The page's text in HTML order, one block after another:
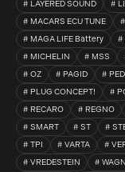
LAYERED SOUND
MACARS ECU TUNE
MAGA LIFE Battery
MICHELIN
MSS
OZ
PAGID
PLUG CONCEPT!
RECARO
REGNO
SMART
ST
TPI
VARTA
VREDESTEIN